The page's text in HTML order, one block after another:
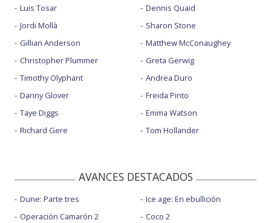
Luis Tosar
Jordi Mollà
Gillian Anderson
Christopher Plummer
Timothy Olyphant
Danny Glover
Taye Diggs
Richard Gere
Dennis Quaid
Sharon Stone
Matthew McConaughey
Greta Gerwig
Andrea Duro
Freida Pinto
Emma Watson
Tom Hollander
AVANCES DESTACADOS
Dune: Parte tres
Operación Camarón 2
Ice age: En ebullición
Coco 2